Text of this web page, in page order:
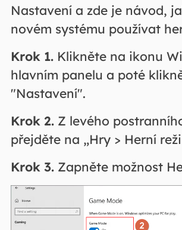
Nastavení a zde je návod,
novém systému používat
Krok 1.Klikněte na ikonu
hlavním panelu a poté
"Nastavení".
Krok 2.Z levého
přejděte na „Hry > Herní
Krok 3.Zapněte možnost